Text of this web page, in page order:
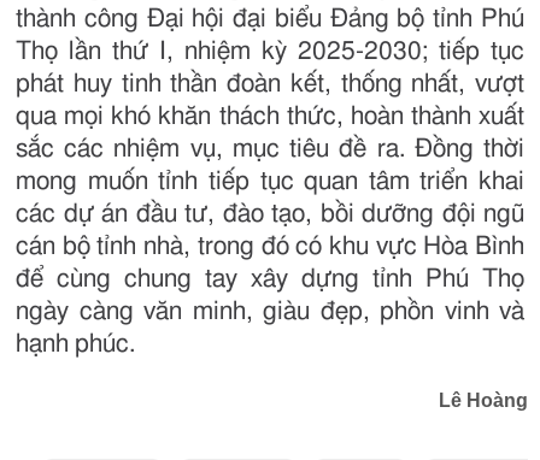
thành công Đại hội đại biểu Đảng bộ tỉnh Phú
Thọ lần thứ I, nhiệm kỳ 2025-2030; tiếp tục
phát huy tinh thần đoàn kết, thống nhất, vượt
qua mọi khó khăn thách thức, hoàn thành xuất
sắc các nhiệm vụ, mục tiêu đề ra. Đồng thời
mong muốn tỉnh tiếp tục quan tâm triển khai
các dự án đầu tư, đào tạo, bồi dưỡng đội ngũ
cán bộ tỉnh nhà, trong đó có khu vực Hòa Bình
để cùng chung tay xây dựng tỉnh Phú Thọ
ngày càng văn minh, giàu đẹp, phồn vinh và
hạnh phúc.
Lê Hoàng